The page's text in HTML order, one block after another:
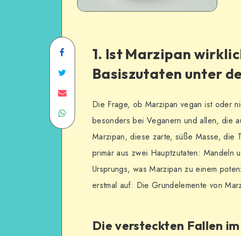
1. Ist Marzipan
Basiszutaten unter
Die Frage, ob Marzipan vegan ist oder
besonders bei Veganern und allen, die
Marzipan, diese zarte, süße Masse, die
primär aus zwei Hauptzutaten: Mandeln
Ursprungs, was Marzipan zu einem
erstmal auf: Die Grundelemente von
Die versteckten Fallen